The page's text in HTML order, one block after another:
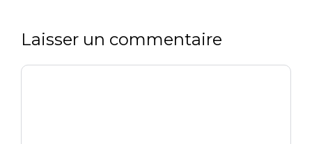
Laisser un commentaire
Commentaire
Nom
E-
Site